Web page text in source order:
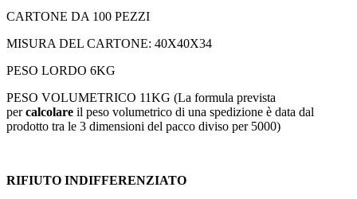
CARTONE DA 100 PEZZI
MISURA DEL CARTONE: 40X40X34
PESO LORDO 6KG
PESO VOLUMETRICO 11KG (La formula prevista
per calcolare il peso volumetrico di una spedizione è data dal
prodotto tra le 3 dimensioni del pacco diviso per 5000)
RIFIUTO INDIFFERENZIATO